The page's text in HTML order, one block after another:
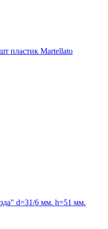
пластик Martellato
d=31/6 мм. h=51 мм.